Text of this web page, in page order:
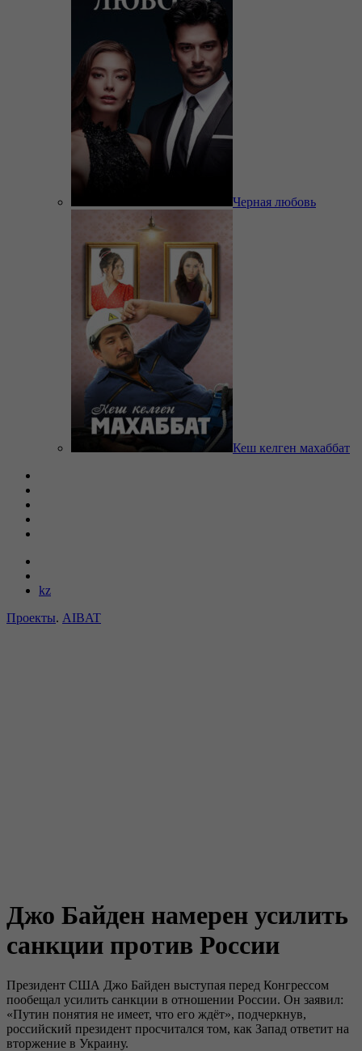
Черная любовь
Кеш келген махаббат
kz
Проекты. AIBAT
Джо Байден намерен усилить
санкции против России
Президент США Джо Байден выступая перед Конгрессом
пообещал усилить санкции в отношении России. Он заявил:
«Путин понятия не имеет, что его ждёт», подчеркнув,
российский президент просчитался том, как Запад ответит на
вторжение в Украину.